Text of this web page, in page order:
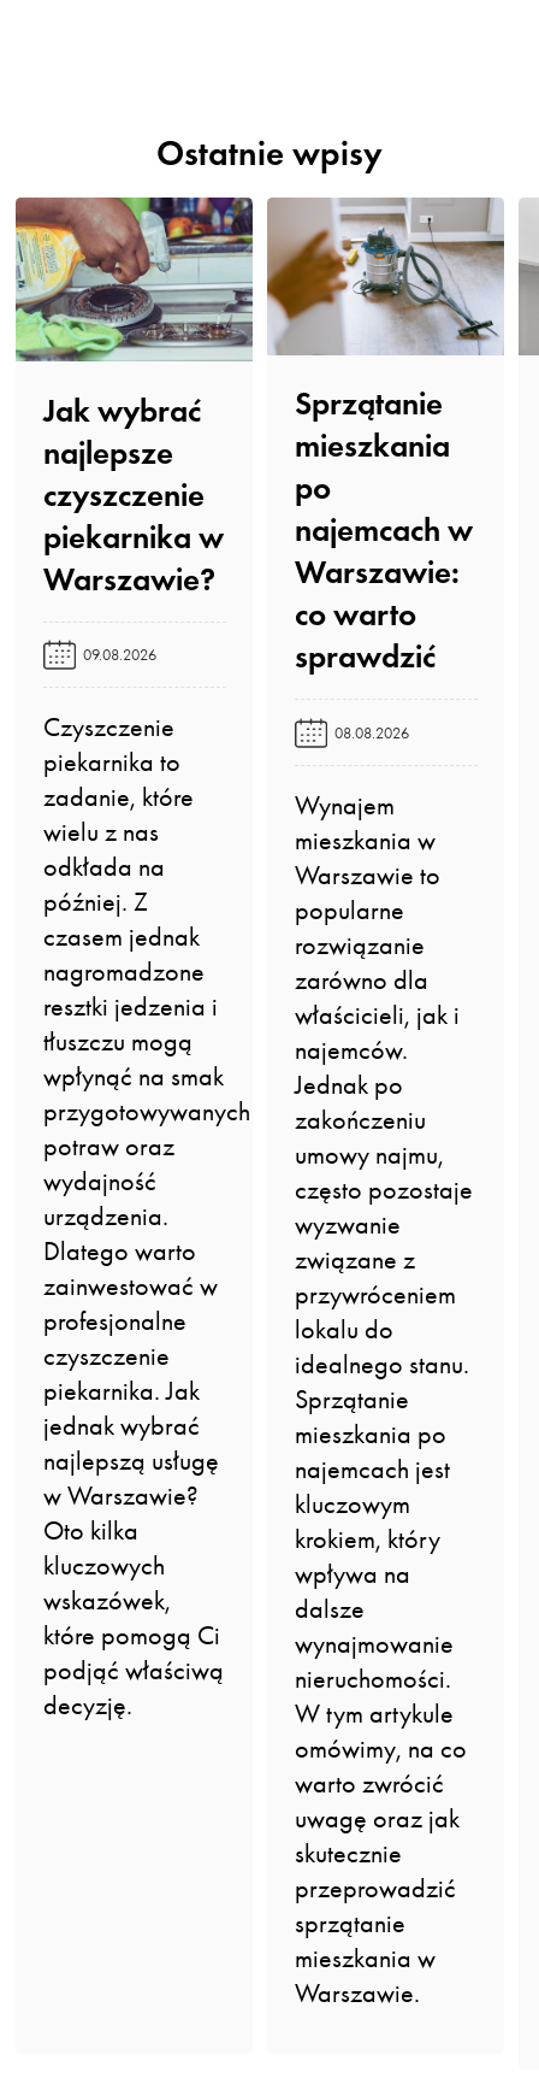
Ostatnie wpisy
Jak wybrać
najlepsze
czyszczenie
piekarnika w
Warszawie?️
09.08.2026
Czyszczenie
piekarnika to
zadanie, które
wielu z nas
odkłada na
później. Z
czasem jednak
nagromadzone
resztki jedzenia i
tłuszczu mogą
wpłynąć na smak
przygotowywanych
potraw oraz
wydajność
urządzenia.
Dlatego warto
zainwestować w
profesjonalne
czyszczenie
piekarnika. Jak
jednak wybrać
najlepszą usługę
w Warszawie?
Oto kilka
kluczowych
wskazówek,
które pomogą Ci
podjąć właściwą
decyzję.
Sprzątanie
mieszkania
po
najemcach w
Warszawie:
co warto
sprawdzić️
08.08.2026
Wynajem
mieszkania w
Warszawie to
popularne
rozwiązanie
zarówno dla
właścicieli, jak i
najemców.
Jednak po
zakończeniu
umowy najmu,
często pozostaje
wyzwanie
związane z
przywróceniem
lokalu do
idealnego stanu.
Sprzątanie
mieszkania po
najemcach jest
kluczowym
krokiem, który
wpływa na
dalsze
wynajmowanie
nieruchomości.
W tym artykule
omówimy, na co
warto zwrócić
uwagę oraz jak
skutecznie
przeprowadzić
sprzątanie
mieszkania w
Warszawie.